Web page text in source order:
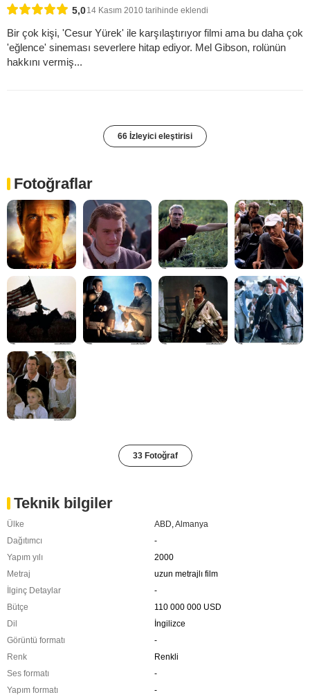
5,014 Kasım 2010 tarihinde eklendi
Bir çok kişi, 'Cesur Yürek' ile karşılaştırıyor filmi ama bu daha çok
'eğlence' sineması severlere hitap ediyor. Mel Gibson, rolünün
hakkını vermiş...
66 İzleyici eleştirisi
Fotoğraflar
33 Fotoğraf
Teknik bilgiler
Ülke ABD Almanya
Dağıtımcı
-
Yapım yılı
2000
Metraj
uzun metrajlı film
İlginç Detaylar
-
Bütçe
110 000 000 USD
Dil
İngilizce
Görüntü formatı
-
Renk
Renkli
Ses formatı
-
Yapım formatı
-